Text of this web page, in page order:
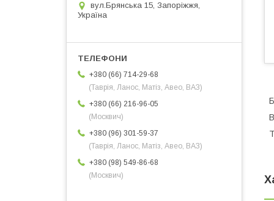
вул.Брянська 15, Запоріжжя,
Україна
+380 (66) 714-29-68
(Таврія, Ланос, Матіз, Авео, ВАЗ)
+380 (66) 216-96-05
(Москвич)
+380 (96) 301-59-37
(Таврія, Ланос, Матіз, Авео, ВАЗ)
+380 (98) 549-86-68
(Москвич)